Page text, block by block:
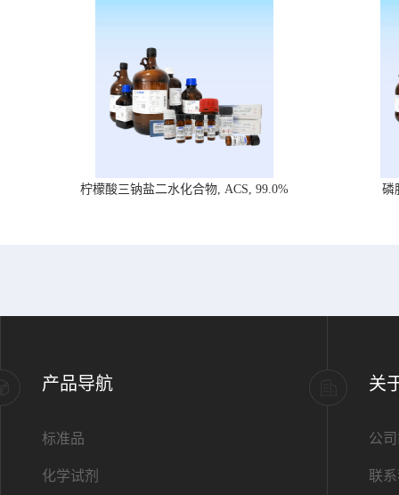
柠檬酸三钠盐二水化合物, ACS, 99.0% 磷
产品导航
标准品
化学试剂
关
公
联